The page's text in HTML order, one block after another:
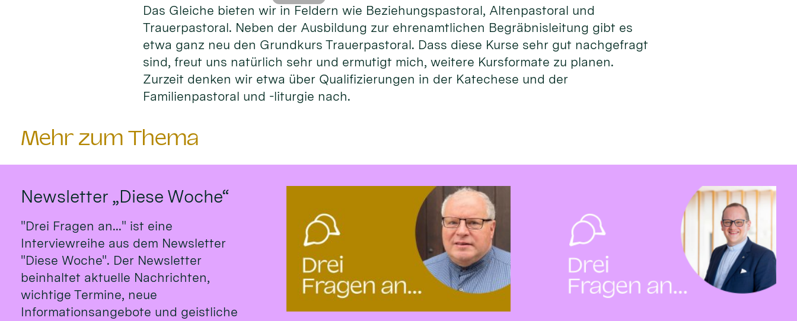
Das Gleiche bieten wir in Feldern wie Beziehungspastoral, Altenpastoral und
Trauerpastoral. Neben der Ausbildung zur ehrenamtlichen Begräbnisleitung gibt es
etwa ganz neu den Grundkurs Trauerpastoral. Dass diese Kurse sehr gut nachgefragt
sind, freut uns natürlich sehr und ermutigt mich, weitere Kursformate zu planen.
Zurzeit denken wir etwa über Qualifizierungen in der Katechese und der
Familienpastoral und -liturgie nach.
Mehr zum Thema
Newsletter „Diese Woche“
"Drei Fragen an..." ist eine
Interviewreihe aus dem Newsletter
"Diese Woche". Der Newsletter
beinhaltet aktuelle Nachrichten,
wichtige Termine, neue
Informationsangebote und geistliche